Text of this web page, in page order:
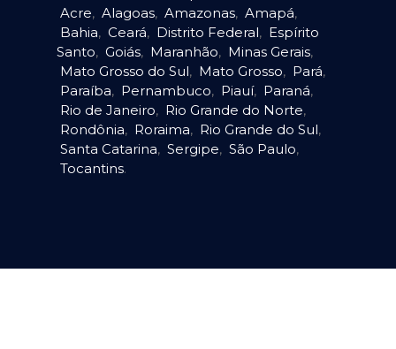
Acre, Alagoas, Amazonas, Amapá,
Bahia, Ceará, Distrito Federal, Espírito
Santo, Goiás, Maranhão, Minas Gerais,
Mato Grosso do Sul, Mato Grosso, Pará,
Paraíba, Pernambuco, Piauí, Paraná,
Rio de Janeiro, Rio Grande do Norte,
Rondônia, Roraima, Rio Grande do Sul,
Santa Catarina, Sergipe, São Paulo,
Tocantins.